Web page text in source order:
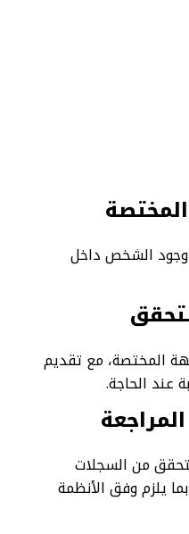
وجود الشخص داخل
المختصة، مع تقديم
عند الحاجة.
من السجلات
يلزم وفق الأنظمة